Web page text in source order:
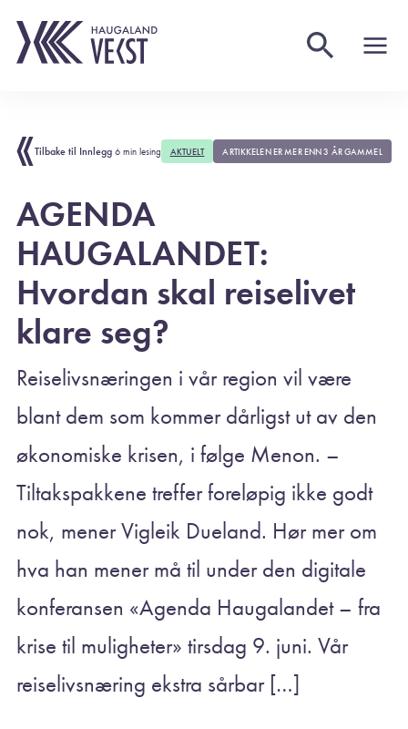
Tilbake til Innlegg 6 min lesing AKTUELT ARTIKKELEN ER MER ENN 3 ÅR GAMMEL
AGENDA
HAUGALANDET:
Hvordan skal reiselivet
klare seg?
Reiselivsnæringen i vår region vil være
blant dem som kommer dårligst ut av den
økonomiske krisen, i følge Menon. –
Tiltakspakkene treffer foreløpig ikke godt
nok, mener Vigleik Dueland. Hør mer om
hva han mener må til under den digitale
konferansen «Agenda Haugalandet – fra
krise til muligheter» tirsdag 9. juni. Vår
reiselivsnæring ekstra sårbar […]